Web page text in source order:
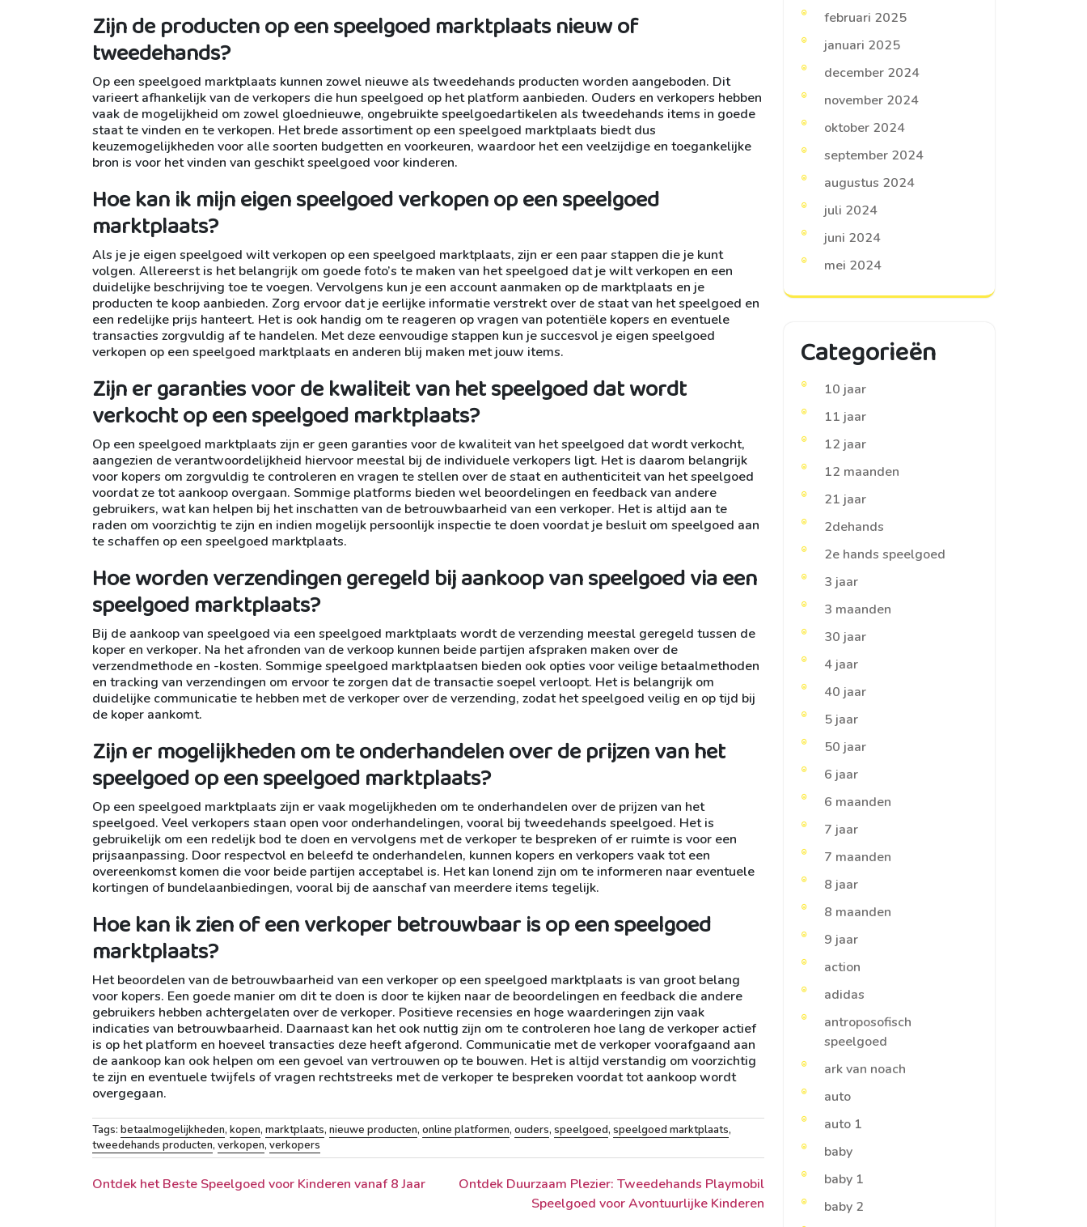
Zijn de producten op een speelgoed marktplaats nieuw of
tweedehands?
Op een speelgoed marktplaats kunnen zowel nieuwe als tweedehands producten worden aangeboden. Dit
varieert afhankelijk van de verkopers die hun speelgoed op het platform aanbieden. Ouders en verkopers hebben
vaak de mogelijkheid om zowel gloednieuwe, ongebruikte speelgoedartikelen als tweedehands items in goede
staat te vinden en te verkopen. Het brede assortiment op een speelgoed marktplaats biedt dus
keuzemogelijkheden voor alle soorten budgetten en voorkeuren, waardoor het een veelzijdige en toegankelijke
bron is voor het vinden van geschikt speelgoed voor kinderen.
Hoe kan ik mijn eigen speelgoed verkopen op een speelgoed
marktplaats?
Als je je eigen speelgoed wilt verkopen op een speelgoed marktplaats, zijn er een paar stappen die je kunt
volgen. Allereerst is het belangrijk om goede foto’s te maken van het speelgoed dat je wilt verkopen en een
duidelijke beschrijving toe te voegen. Vervolgens kun je een account aanmaken op de marktplaats en je
producten te koop aanbieden. Zorg ervoor dat je eerlijke informatie verstrekt over de staat van het speelgoed en
een redelijke prijs hanteert. Het is ook handig om te reageren op vragen van potentiële kopers en eventuele
transacties zorgvuldig af te handelen. Met deze eenvoudige stappen kun je succesvol je eigen speelgoed
verkopen op een speelgoed marktplaats en anderen blij maken met jouw items.
Zijn er garanties voor de kwaliteit van het speelgoed dat wordt
verkocht op een speelgoed marktplaats?
Op een speelgoed marktplaats zijn er geen garanties voor de kwaliteit van het speelgoed dat wordt verkocht,
aangezien de verantwoordelijkheid hiervoor meestal bij de individuele verkopers ligt. Het is daarom belangrijk
voor kopers om zorgvuldig te controleren en vragen te stellen over de staat en authenticiteit van het speelgoed
voordat ze tot aankoop overgaan. Sommige platforms bieden wel beoordelingen en feedback van andere
gebruikers, wat kan helpen bij het inschatten van de betrouwbaarheid van een verkoper. Het is altijd aan te
raden om voorzichtig te zijn en indien mogelijk persoonlijk inspectie te doen voordat je besluit om speelgoed aan
te schaffen op een speelgoed marktplaats.
Hoe worden verzendingen geregeld bij aankoop van speelgoed via een
speelgoed marktplaats?
Bij de aankoop van speelgoed via een speelgoed marktplaats wordt de verzending meestal geregeld tussen de
koper en verkoper. Na het afronden van de verkoop kunnen beide partijen afspraken maken over de
verzendmethode en -kosten. Sommige speelgoed marktplaatsen bieden ook opties voor veilige betaalmethoden
en tracking van verzendingen om ervoor te zorgen dat de transactie soepel verloopt. Het is belangrijk om
duidelijke communicatie te hebben met de verkoper over de verzending, zodat het speelgoed veilig en op tijd bij
de koper aankomt.
Zijn er mogelijkheden om te onderhandelen over de prijzen van het
speelgoed op een speelgoed marktplaats?
Op een speelgoed marktplaats zijn er vaak mogelijkheden om te onderhandelen over de prijzen van het
speelgoed. Veel verkopers staan open voor onderhandelingen, vooral bij tweedehands speelgoed. Het is
gebruikelijk om een redelijk bod te doen en vervolgens met de verkoper te bespreken of er ruimte is voor een
prijsaanpassing. Door respectvol en beleefd te onderhandelen, kunnen kopers en verkopers vaak tot een
overeenkomst komen die voor beide partijen acceptabel is. Het kan lonend zijn om te informeren naar eventuele
kortingen of bundelaanbiedingen, vooral bij de aanschaf van meerdere items tegelijk.
Hoe kan ik zien of een verkoper betrouwbaar is op een speelgoed
marktplaats?
Het beoordelen van de betrouwbaarheid van een verkoper op een speelgoed marktplaats is van groot belang
voor kopers. Een goede manier om dit te doen is door te kijken naar de beoordelingen en feedback die andere
gebruikers hebben achtergelaten over de verkoper. Positieve recensies en hoge waarderingen zijn vaak
indicaties van betrouwbaarheid. Daarnaast kan het ook nuttig zijn om te controleren hoe lang de verkoper actief
is op het platform en hoeveel transacties deze heeft afgerond. Communicatie met de verkoper voorafgaand aan
de aankoop kan ook helpen om een gevoel van vertrouwen op te bouwen. Het is altijd verstandig om voorzichtig
te zijn en eventuele twijfels of vragen rechtstreeks met de verkoper te bespreken voordat tot aankoop wordt
overgegaan.
Tags: betaalmogelijkheden, kopen, marktplaats, nieuwe producten, online platformen, ouders, speelgoed, speelgoed marktplaats,
tweedehands producten, verkopen, verkopers
Berichtnavigatie
Ontdek het Beste Speelgoed voor Kinderen vanaf 8 Jaar
Ontdek Duurzaam Plezier: Tweedehands Playmobil
Speelgoed voor Avontuurlijke Kinderen
februari 2025
januari 2025
december 2024
november 2024
oktober 2024
september 2024
augustus 2024
juli 2024
juni 2024
mei 2024
Categorieën
10 jaar
11 jaar
12 jaar
12 maanden
21 jaar
2dehands
2e hands speelgoed
3 jaar
3 maanden
30 jaar
4 jaar
40 jaar
5 jaar
50 jaar
6 jaar
6 maanden
7 jaar
7 maanden
8 jaar
8 maanden
9 jaar
action
adidas
antroposofisch
speelgoed
ark van noach
auto
auto 1
baby
baby 1
baby 2